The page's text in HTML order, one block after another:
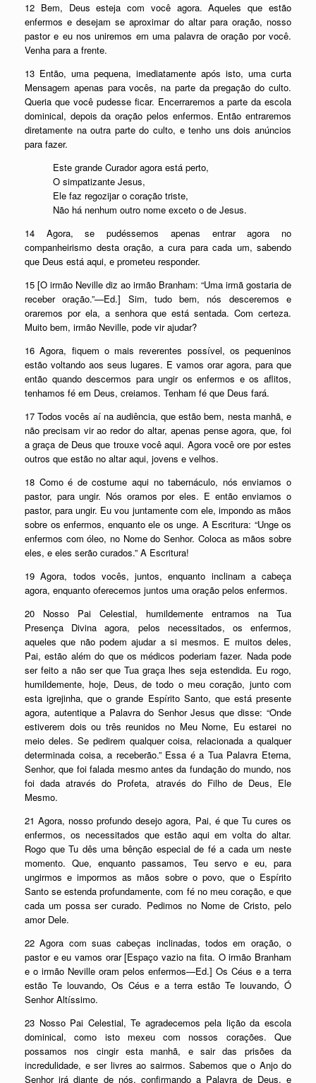
12 Bem, Deus esteja com você agora. Aqueles que estão
enfermos e desejam se aproximar do altar para oração, nosso
pastor e eu nos uniremos em uma palavra de oração por você.
Venha para a frente.
13 Então, uma pequena, imediatamente após isto, uma curta
Mensagem apenas para vocês, na parte da pregação do culto.
Queria que você pudesse ficar. Encerraremos a parte da escola
dominical, depois da oração pelos enfermos. Então entraremos
diretamente na outra parte do culto, e tenho uns dois anúncios
para fazer.
Este grande Curador agora está perto,
O simpatizante Jesus,
Ele faz regozijar o coração triste,
Não há nenhum outro nome exceto o de Jesus.
14 Agora, se pudéssemos apenas entrar agora no
companheirismo desta oração, a cura para cada um, sabendo
que Deus está aqui, e prometeu responder.
15 [O irmão Neville diz ao irmão Branham: “Uma irmã gostaria de
receber oração.”—Ed.] Sim, tudo bem, nós desceremos e
oraremos por ela, a senhora que está sentada. Com certeza.
Muito bem, irmão Neville, pode vir ajudar?
16 Agora, fiquem o mais reverentes possível, os pequeninos
estão voltando aos seus lugares. E vamos orar agora, para que
então quando descermos para ungir os enfermos e os aflitos,
tenhamos fé em Deus, creiamos. Tenham fé que Deus fará.
17 Todos vocês aí na audiência, que estão bem, nesta manhã, e
não precisam vir ao redor do altar, apenas pense agora, que, foi
a graça de Deus que trouxe você aqui. Agora você ore por estes
outros que estão no altar aqui, jovens e velhos.
18 Como é de costume aqui no tabernáculo, nós enviamos o
pastor, para ungir. Nós oramos por eles. E então enviamos o
pastor, para ungir. Eu vou juntamente com ele, impondo as mãos
sobre os enfermos, enquanto ele os unge. A Escritura: “Unge os
enfermos com óleo, no Nome do Senhor. Coloca as mãos sobre
eles, e eles serão curados.” A Escritura!
19 Agora, todos vocês, juntos, enquanto inclinam a cabeça
agora, enquanto oferecemos juntos uma oração pelos enfermos.
20 Nosso Pai Celestial, humildemente entramos na Tua
Presença Divina agora, pelos necessitados, os enfermos,
aqueles que não podem ajudar a si mesmos. E muitos deles,
Pai, estão além do que os médicos poderiam fazer. Nada pode
ser feito a não ser que Tua graça lhes seja estendida. Eu rogo,
humildemente, hoje, Deus, de todo o meu coração, junto com
esta igrejinha, que o grande Espírito Santo, que está presente
agora, autentique a Palavra do Senhor Jesus que disse: “Onde
estiverem dois ou três reunidos no Meu Nome, Eu estarei no
meio deles. Se pedirem qualquer coisa, relacionada a qualquer
determinada coisa, a receberão.” Essa é a Tua Palavra Eterna,
Senhor, que foi falada mesmo antes da fundação do mundo, nos
foi dada através do Profeta, através do Filho de Deus, Ele
Mesmo.
21 Agora, nosso profundo desejo agora, Pai, é que Tu cures os
enfermos, os necessitados que estão aqui em volta do altar.
Rogo que Tu dês uma bênção especial de fé a cada um neste
momento. Que, enquanto passamos, Teu servo e eu, para
ungirmos e impormos as mãos sobre o povo, que o Espírito
Santo se estenda profundamente, com fé no meu coração, e que
cada um possa ser curado. Pedimos no Nome de Cristo, pelo
amor Dele.
22 Agora com suas cabeças inclinadas, todos em oração, o
pastor e eu vamos orar [Espaço vazio na fita. O irmão Branham
e o irmão Neville oram pelos enfermos—Ed.] Os Céus e a terra
estão Te louvando, Os Céus e a terra estão Te louvando, Ó
Senhor Altíssimo.
23 Nosso Pai Celestial, Te agradecemos pela lição da escola
dominical, como isto mexeu com nossos corações. Que
possamos nos cingir esta manhã, e sair das prisões da
incredulidade, e ser livres ao sairmos. Sabemos que o Anjo do
Senhor irá diante de nós, confirmando a Palavra de Deus, e